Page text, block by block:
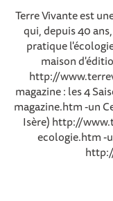
Terre Vivante est
qui, depuis 40
pratique
maison
http://
magazine : les 4
magazine.htm -un
Isère) http://
ecologie.htm -